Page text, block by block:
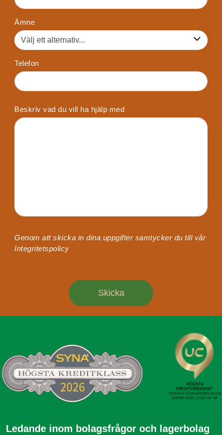
Ämne
Telefon
Beskriv vad du vill ha hjälp med
Genom att skicka in dina uppgifter samtycker du till vår
Integritetspolicy
Ledande inom bolagsfrågor och lagerbolag